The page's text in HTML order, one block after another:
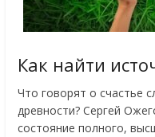
Как найти
Что говорят о счастье
древности? Сергей
состояние полного,